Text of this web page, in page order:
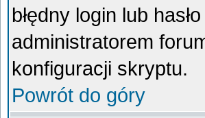
błędny login lub
administratorem
konfiguracji skryptu.
Powrót do góry